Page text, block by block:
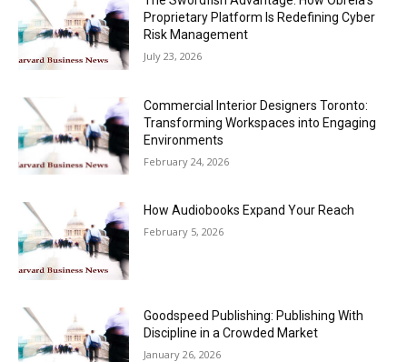
Proprietary Platform Is Redefining Cyber
Risk Management
July 23, 2026
Commercial Interior Designers Toronto:
Transforming Workspaces into Engaging
Environments
February 24, 2026
How Audiobooks Expand Your Reach
February 5, 2026
Goodspeed Publishing: Publishing With
Discipline in a Crowded Market
January 26, 2026